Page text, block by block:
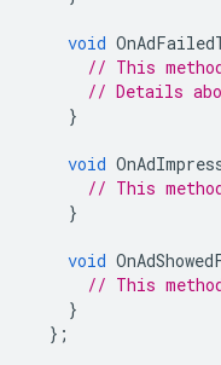
void
// This
// Details
}
void
// This
}
void
// This
}
};